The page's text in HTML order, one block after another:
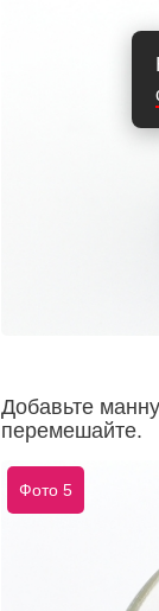
Добавьте
перемешайте.
Фото 5